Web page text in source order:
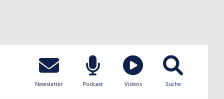
Newsletter Podcast Videos Suche